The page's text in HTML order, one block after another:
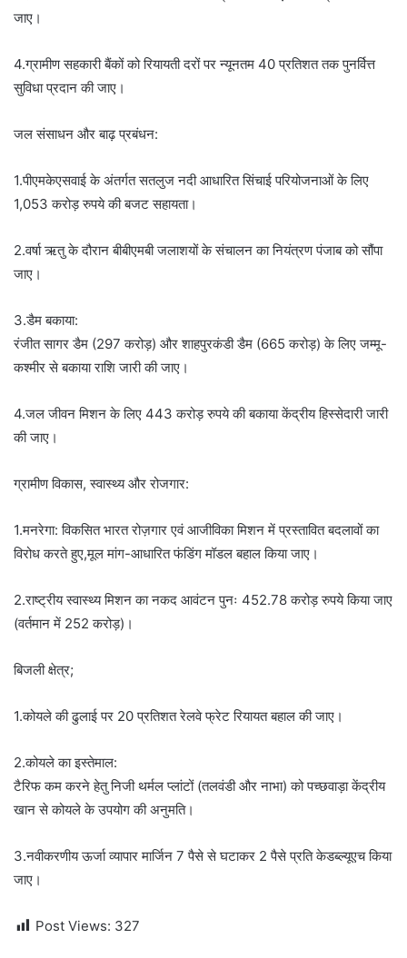
जाए।
4.ग्रामीण सहकारी बैंकों को रियायती दरों पर न्यूनतम 40 प्रतिशत तक पुनर्वित्त
सुविधा प्रदान की जाए।
जल संसाधन और बाढ़ प्रबंधन:
1.पीएमकेएसवाई के अंतर्गत सतलुज नदी आधारित सिंचाई परियोजनाओं के लिए
1,053 करोड़ रुपये की बजट सहायता।
2.वर्षा ऋतु के दौरान बीबीएमबी जलाशयों के संचालन का नियंत्रण पंजाब को सौंपा
जाए।
3.डैम बकाया:
रंजीत सागर डैम (297 करोड़) और शाहपुरकंडी डैम (665 करोड़) के लिए जम्मू-
कश्मीर से बकाया राशि जारी की जाए।
4.जल जीवन मिशन के लिए 443 करोड़ रुपये की बकाया केंद्रीय हिस्सेदारी जारी
की जाए।
ग्रामीण विकास, स्वास्थ्य और रोजगार:
1.मनरेगा: विकसित भारत रोज़गार एवं आजीविका मिशन में प्रस्तावित बदलावों का
विरोध करते हुए,मूल मांग-आधारित फंडिंग मॉडल बहाल किया जाए।
2.राष्ट्रीय स्वास्थ्य मिशन का नकद आवंटन पुनः 452.78 करोड़ रुपये किया जाए
(वर्तमान में 252 करोड़)।
बिजली क्षेत्र;
1.कोयले की ढुलाई पर 20 प्रतिशत रेलवे फ्रेट रियायत बहाल की जाए।
2.कोयले का इस्तेमाल:
टैरिफ कम करने हेतु निजी थर्मल प्लांटों (तलवंडी और नाभा) को पच्छवाड़ा केंद्रीय
खान से कोयले के उपयोग की अनुमति।
3.नवीकरणीय ऊर्जा व्यापार मार्जिन 7 पैसे से घटाकर 2 पैसे प्रति केडब्ल्यूएच किया
जाए।
Post Views: 327